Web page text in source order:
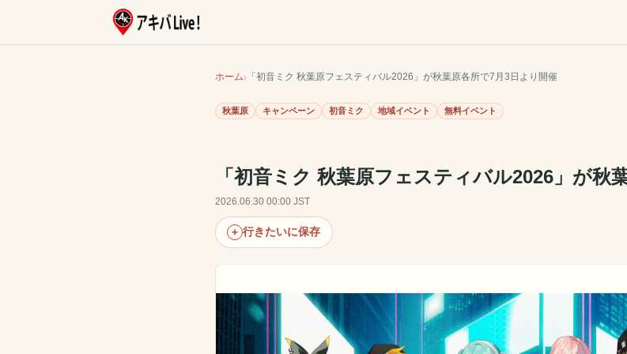
ホーム 「初音ミク 秋葉原フェスティバル2026」が秋葉原各所で7月3日より開催
秋葉原 キャンペーン 初音ミク 地域イベント 無料イベント
「初音ミク 秋葉原フェスティバル2026」が秋
2026.06.30 00:00 JST
+ 行きたいに保存